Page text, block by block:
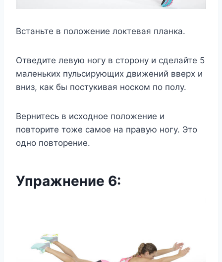
Встаньте в положение локтевая планка.
Отведите левую ногу в сторону и сделайте 5
маленьких пульсирующих движений вверх и
вниз, как бы постукивая носком по полу.
Вернитесь в исходное положение и
повторите тоже самое на правую ногу. Это
одно повторение.
Упражнение 6: